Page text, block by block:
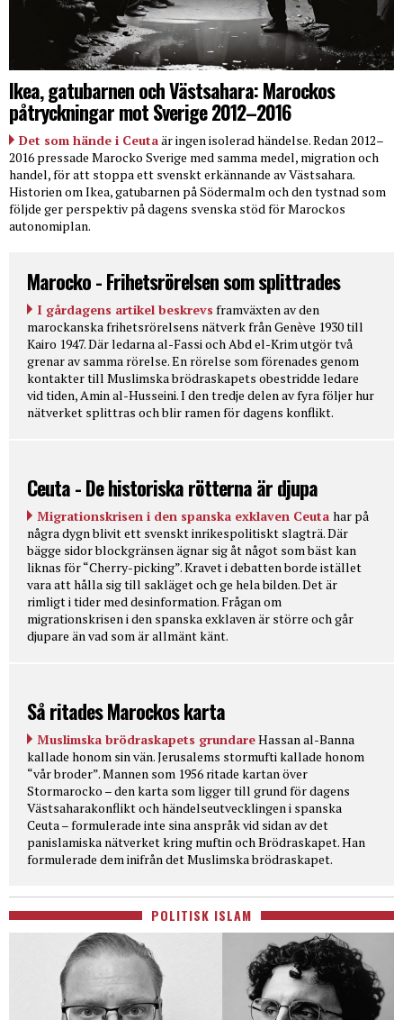
Ikea, gatubarnen och Västsahara: Marockos
påtryckningar mot Sverige 2012–2016
Det som hände i Ceutaär ingen isolerad händelse. Redan 2012–
2016 pressade Marocko Sverige med samma medel, migration och
handel, för att stoppa ett svenskt erkännande av Västsahara.
Historien om Ikea, gatubarnen på Södermalm och den tystnad som
följde ger perspektiv på dagens svenska stöd för Marockos
autonomiplan.
Marocko - Frihetsrörelsen som splittrades
I gårdagens artikel beskrevs framväxten av den
marockanska frihetsrörelsens nätverk från Genève 1930 till
Kairo 1947. Där ledarna al-Fassi och Abd el-Krim utgör två
grenar av samma rörelse. En rörelse som förenades genom
kontakter till Muslimska brödraskapets obestridde ledare
vid tiden, Amin al-Husseini. I den tredje delen av fyra följer hur
nätverket splittras och blir ramen för dagens konflikt.
Ceuta - De historiska rötterna är djupa
Migrationskrisen i den spanska exklaven Ceuta har på
några dygn blivit ett svenskt inrikespolitiskt slagträ. Där
bägge sidor blockgränsen ägnar sig åt något som bäst kan
liknas för “Cherry-picking”. Kravet i debatten borde istället
vara att hålla sig till sakläget och ge hela bilden. Det är
rimligt i tider med desinformation. Frågan om
migrationskrisen i den spanska exklaven är större och går
djupare än vad som är allmänt känt.
Så ritades Marockos karta
Muslimska brödraskapets grundareHassan al-Banna
kallade honom sin vän. Jerusalems stormufti kallade honom
“vår broder”. Mannen som 1956 ritade kartan över
Stormarocko – den karta som ligger till grund för dagens
Västsaharakonflikt och händelseutvecklingen i spanska
Ceuta – formulerade inte sina anspråk vid sidan av det
panislamiska nätverket kring muftin och Brödraskapet. Han
formulerade dem inifrån det Muslimska brödraskapet.
POLITISK ISLAM